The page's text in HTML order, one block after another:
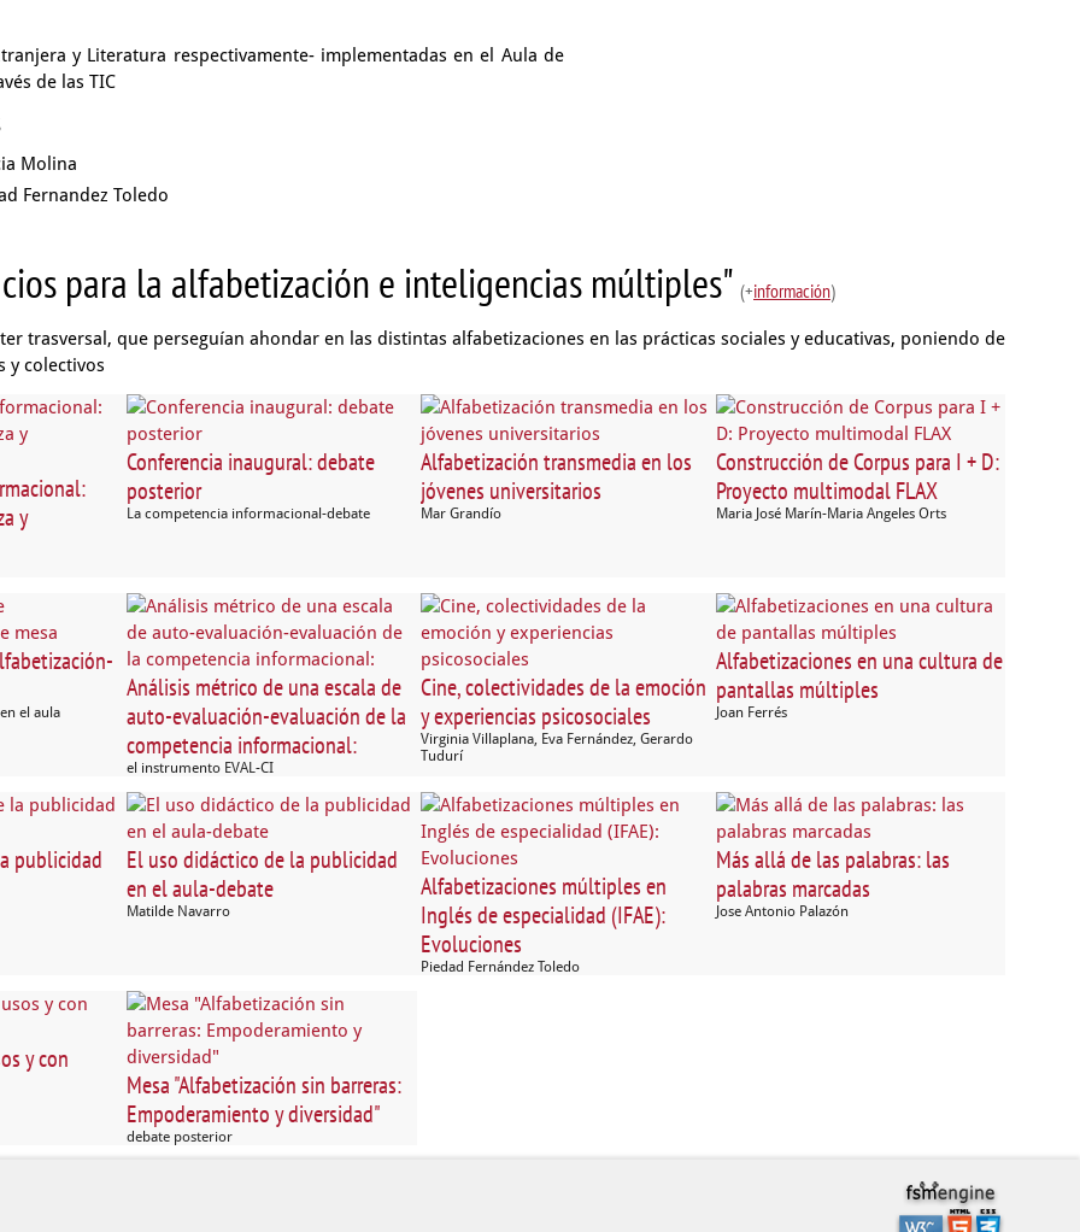
y Literatura respectivamente- implementadas en el Aula de
de las TIC
Molina
Fernandez Toledo
para la alfabetización e inteligencias múltiples" (+información)
trasversal, que perseguían ahondar en las distintas alfabetizaciones en las prácticas sociales y educativas, poniendo de
y colectivos
y
Conferencia inaugural: debate
posterior
La competencia informacional-debate
Alfabetización transmedia en los
jóvenes universitarios
Mar Grandío
Construcción de Corpus para I + D:
Proyecto multimodal FLAX
Maria José Marín-Maria Angeles Orts
el aula
Análisis métrico de una escala de
auto-evaluación-evaluación de la
competencia informacional:
el instrumento EVAL-CI
Cine, colectividades de la emoción
y experiencias psicosociales
Virginia Villaplana, Eva Fernández, Gerardo
Tudurí
Alfabetizaciones en una cultura de
pantallas múltiples
Joan Ferrés
publicidad
El uso didáctico de la publicidad
en el aula-debate
Matilde Navarro
Alfabetizaciones múltiples en
Inglés de especialidad (IFAE):
Evoluciones
Piedad Fernández Toledo
Más allá de las palabras: las
palabras marcadas
Jose Antonio Palazón
y con
Mesa "Alfabetización sin barreras:
Empoderamiento y diversidad"
debate posterior